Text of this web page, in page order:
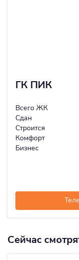
ГК ПИК
Всего ЖК
Сдан
Строится
Комфорт
Бизнес
Сейчас